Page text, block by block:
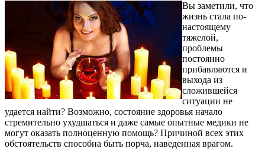
Вы заметили, что
жизнь стала по-
настоящему
тяжелой,
проблемы
постоянно
прибавляются и
выхода из
сложившейся
ситуации не
удается найти? Возможно, состояние здоровья начало
стремительно ухудшаться и даже самые опытные медики не
могут оказать полноценную помощь? Причиной всех этих
обстоятельств способна быть порча, наведенная врагом.